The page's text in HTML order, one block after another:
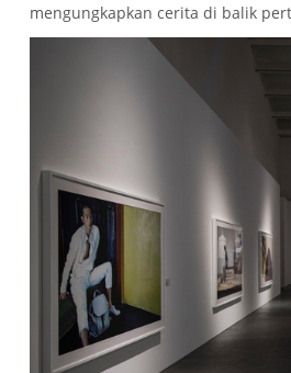
mengungkapkan cerita di balik